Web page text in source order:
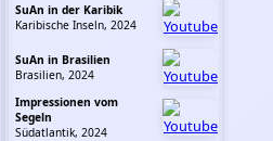
SuAn in der Karibik
Karibische Inseln, 2024
SuAn in Brasilien
Brasilien, 2024
Impressionen vom
Segeln
Südatlantik, 2024